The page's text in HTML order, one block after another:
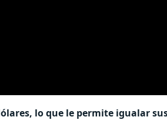
lo que le permite igualar